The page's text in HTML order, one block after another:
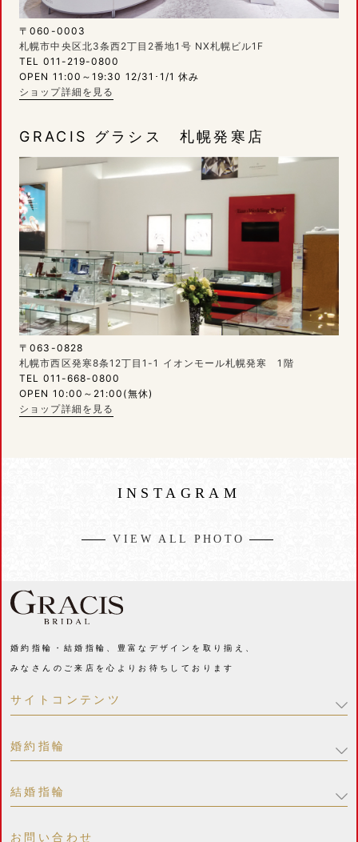
〒060-0003
札幌市中央区北3条西2丁目2番地1号 NX札幌ビル1F
TEL 011-219-0800
OPEN 11:00～19:30 12/31･1/1 休み
ショップ詳細を見る
GRACIS グラシス 札幌発寒店
〒063-0828
札幌市西区発寒8条12丁目1-1 イオンモール札幌発寒 1階
TEL 011-668-0800
OPEN 10:00～21:00(無休)
ショップ詳細を見る
INSTAGRAM
VIEW ALL PHOTO
婚約指輪・結婚指輪、豊富なデザインを取り揃え、
みなさんのご来店を心よりお待ちしております
サイトコンテンツ
婚約指輪
結婚指輪
お問い合わせ